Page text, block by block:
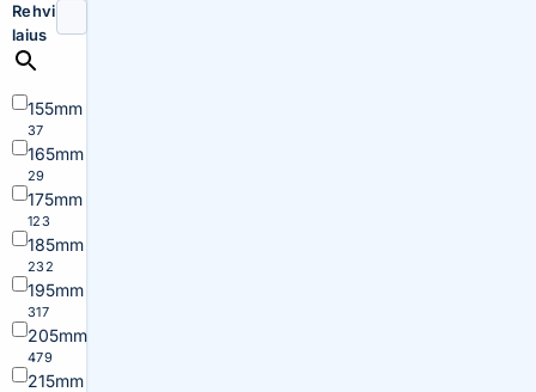
Rehvi
laius
155mm
37
165mm
29
175mm
123
185mm
232
195mm
317
205mm
479
215mm